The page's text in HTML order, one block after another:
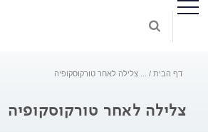
דף הבית צלילה לאחר טורקוסקופיה
צלילה לאחר טורקוסקופיה